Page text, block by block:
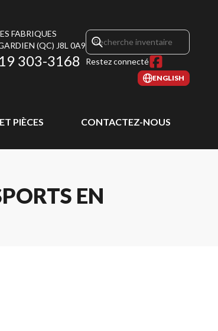
FABRIQUES
(QC) J8L 0A9
303-3168 Restez connecté
ENGLISH
PIÈCES CONTACTEZ-NOUS
EN